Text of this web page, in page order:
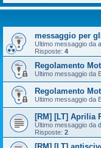
messaggio per
Ultimo messaggio da
Risposte: 4
Regolamento
Ultimo messaggio da
Regolamento
Ultimo messaggio da
[RM] [LT] Aprilia
Ultimo messaggio da
Risposte: 2